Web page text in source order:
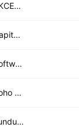
AKCEPT Finance SA
Capital Partners S.A.
Software Mansion SA Series A-E
Soho Development SA
Fundusz Hipoteczny DOM SA